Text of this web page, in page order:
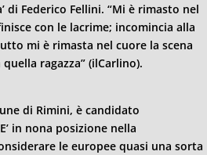
di Federico Fellini. “Mi è rimasto nel
con le lacrime; incomincia alla
mi è rimasta nel cuore la scena
ragazza” (ilCarlino).
di Rimini, è candidato
in nona posizione nella
le europee quasi una sorta